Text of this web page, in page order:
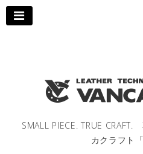
コ
ン
SMALL PIECE. TRUE
カクラフト